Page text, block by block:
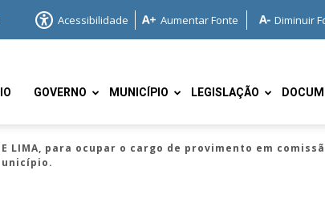
Acessibilidade Aumentar Fonte Diminuir
GOVERNO MUNICÍPIO LEGISLAÇÃO
LIMA, para ocupar o cargo de provimento em comissão